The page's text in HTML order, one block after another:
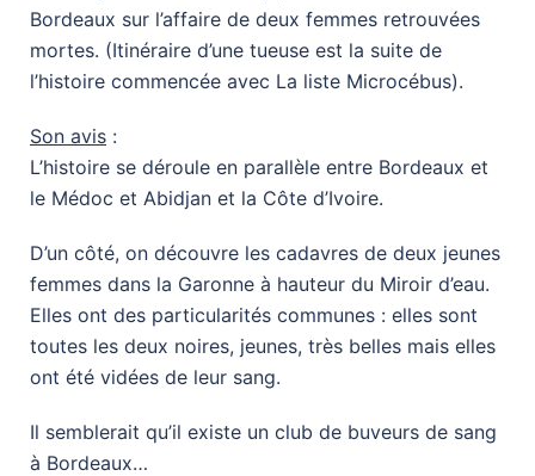
Bordeaux sur l’affaire de deux femmes retrouvées
mortes. (Itinéraire d’une tueuse est la suite de
l’histoire commencée avec La liste Microcébus).
Son avis :
L’histoire se déroule en parallèle entre Bordeaux et
le Médoc et Abidjan et la Côte d’Ivoire.
D’un côté, on découvre les cadavres de deux jeunes
femmes dans la Garonne à hauteur du Miroir d’eau.
Elles ont des particularités communes : elles sont
toutes les deux noires, jeunes, très belles mais elles
ont été vidées de leur sang.
Il semblerait qu’il existe un club de buveurs de sang
à Bordeaux…